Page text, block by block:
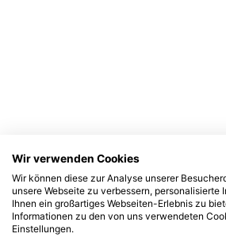
Wir verwenden Cookies
Wir können diese zur Analyse unserer
unsere Webseite zu verbessern, personalisierte
Ihnen ein großartiges Webseiten-Erlebnis zu
Informationen zu den von uns verwendeten
Einstellungen.